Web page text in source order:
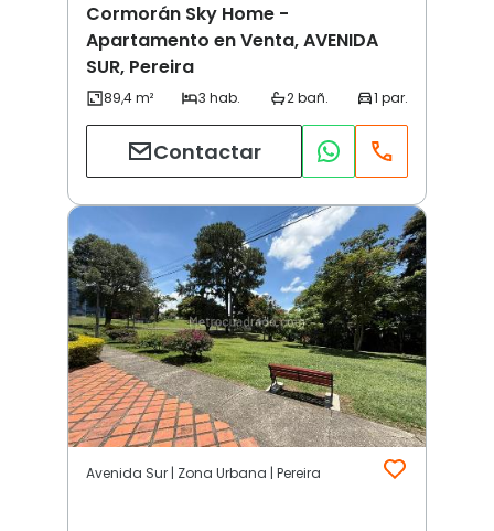
Cormorán Sky Home -
Apartamento en Venta, AVENIDA
SUR, Pereira
Contactar
Avenida Sur | Zona Urbana | Pereira